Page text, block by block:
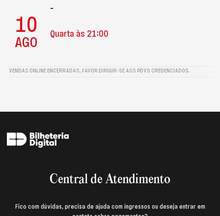
10
AGO
-
Quarta às 21:00
VENDAS ONLINE ENCERRADAS, FAVOR DIRIGIR-SE AOS PDVS CREDENCIADOS.
Central de Atendimento
Fico com dúvidas, precisa de ajuda com ingressos ou deseja entrar em